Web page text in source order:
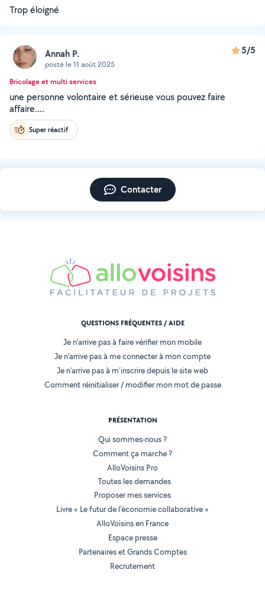
Trop éloigné
Annah P.
posté le 11 août 2025
5/5
Bricolage et multi services
une personne volontaire et sérieuse vous pouvez faire
affaire....
Super réactif
Contacter
QUESTIONS FRÉQUENTES / AIDE
Je n'arrive pas à faire vérifier mon mobile
Je n'arrive pas à me connecter à mon compte
Je n'arrive pas à m'inscrire depuis le site web
Comment réinitialiser / modifier mon mot de passe
PRÉSENTATION
Qui sommes-nous ?
Comment ça marche ?
AlloVoisins Pro
Toutes les demandes
Proposer mes services
Livre « Le futur de l'économie collaborative »
AlloVoisins en France
Espace presse
Partenaires et Grands Comptes
Recrutement